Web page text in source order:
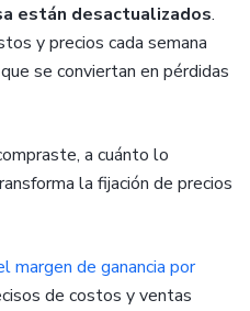
están desactualizados.
y precios cada semana
se conviertan en pérdidas
a cuánto lo
la fijación de precios
margen de ganancia por
de costos y ventas